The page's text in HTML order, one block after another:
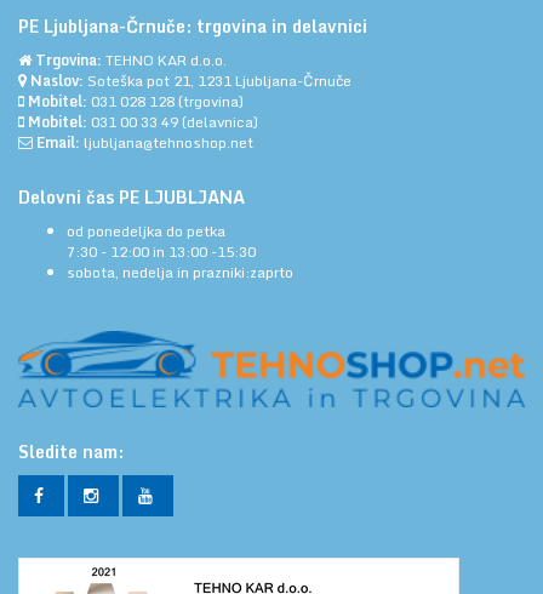
PE Ljubljana-Črnuče: trgovina in delavnici
Trgovina: TEHNO KAR d.o.o.
Naslov: Soteška pot 21, 1231 Ljubljana-Črnuče
Mobitel: 031 028 128 (trgovina)
Mobitel: 031 00 33 49 (delavnica)
Email: ljubljana@tehnoshop.net
Delovni čas PE LJUBLJANA
od ponedeljka do petka
7:30 - 12:00 in 13:00 -15:30
sobota, nedelja in prazniki:zaprto
Sledite nam: